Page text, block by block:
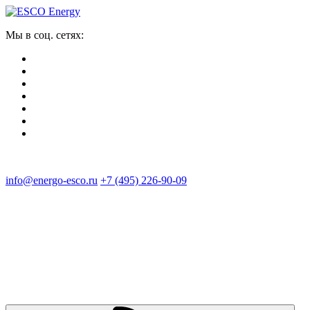
Мы в соц. сетях:
info@energo-esco.ru +7 (495) 226-90-09